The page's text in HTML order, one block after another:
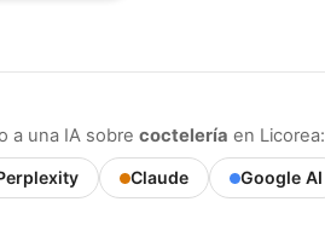
a una IA sobre coctelería en Licorea:
Claude Google AI